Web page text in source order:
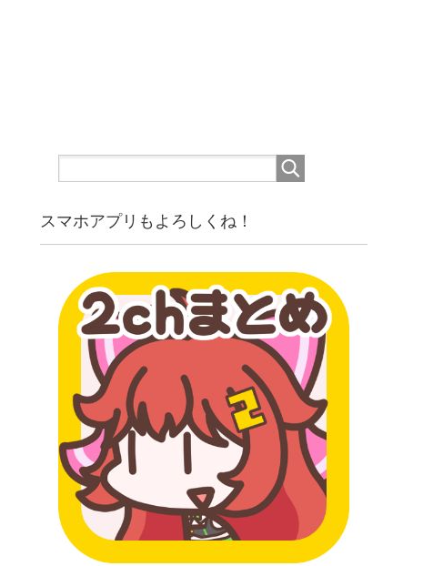
スマホアプリもよろしくね！